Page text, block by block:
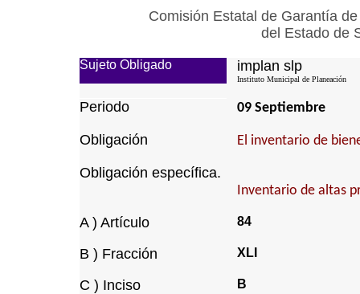
Comisión Estatal de Garantía
del Estado de
Sujeto Obligado implan slp
Instituto Municipal de Planeación
Periodo 09 Septiembre
Obligación El inventario de
Obligación específica.
Inventario de altas
A ) Artículo 84
B ) Fracción XLI
C ) Inciso B